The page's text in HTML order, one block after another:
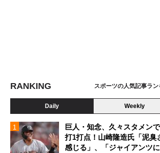
RANKING スポーツの人気記事ラン
Daily Weekly
巨人・知念、久々スタメン
打1打点！山崎隆造氏「泥臭
感じる」、「ジャイアンツ